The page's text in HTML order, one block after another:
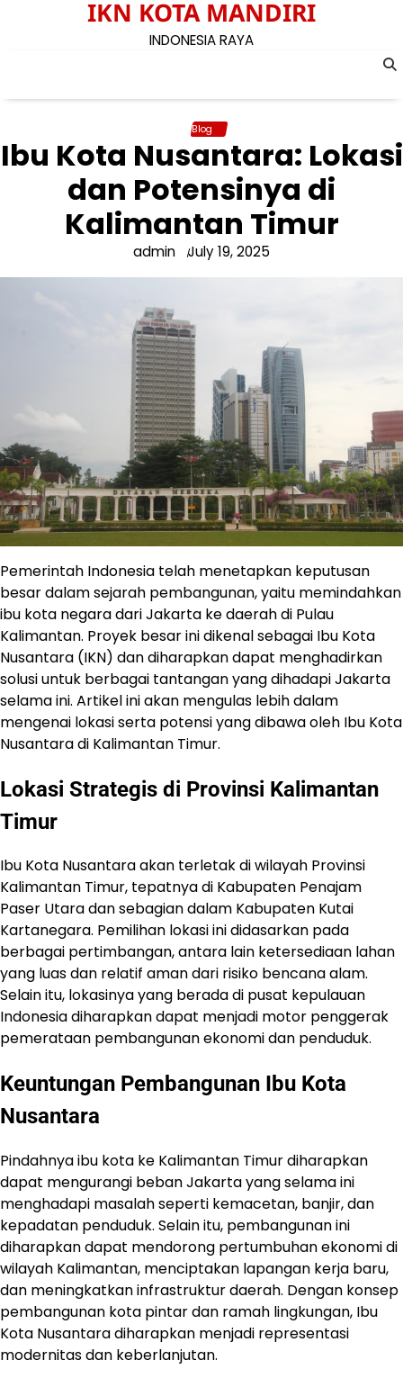
IKN KOTA MANDIRI
INDONESIA RAYA
Blog
Ibu Kota Nusantara: Lokasi
dan Potensinya di
Kalimantan Timur
admin July 19, 2025
Pemerintah Indonesia telah menetapkan keputusan
besar dalam sejarah pembangunan, yaitu memindahkan
ibu kota negara dari Jakarta ke daerah di Pulau
Kalimantan. Proyek besar ini dikenal sebagai Ibu Kota
Nusantara (IKN) dan diharapkan dapat menghadirkan
solusi untuk berbagai tantangan yang dihadapi Jakarta
selama ini. Artikel ini akan mengulas lebih dalam
mengenai lokasi serta potensi yang dibawa oleh Ibu Kota
Nusantara di Kalimantan Timur.
Lokasi Strategis di Provinsi Kalimantan
Timur
Ibu Kota Nusantara akan terletak di wilayah Provinsi
Kalimantan Timur, tepatnya di Kabupaten Penajam
Paser Utara dan sebagian dalam Kabupaten Kutai
Kartanegara. Pemilihan lokasi ini didasarkan pada
berbagai pertimbangan, antara lain ketersediaan lahan
yang luas dan relatif aman dari risiko bencana alam.
Selain itu, lokasinya yang berada di pusat kepulauan
Indonesia diharapkan dapat menjadi motor penggerak
pemerataan pembangunan ekonomi dan penduduk.
Keuntungan Pembangunan Ibu Kota
Nusantara
Pindahnya ibu kota ke Kalimantan Timur diharapkan
dapat mengurangi beban Jakarta yang selama ini
menghadapi masalah seperti kemacetan, banjir, dan
kepadatan penduduk. Selain itu, pembangunan ini
diharapkan dapat mendorong pertumbuhan ekonomi di
wilayah Kalimantan, menciptakan lapangan kerja baru,
dan meningkatkan infrastruktur daerah. Dengan konsep
pembangunan kota pintar dan ramah lingkungan, Ibu
Kota Nusantara diharapkan menjadi representasi
modernitas dan keberlanjutan.